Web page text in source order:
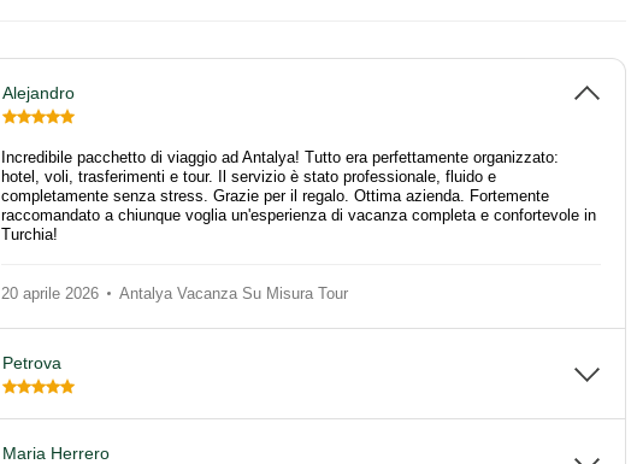
Alejandro
Incredibile pacchetto di viaggio ad Antalya! Tutto era perfettamente organizzato:
hotel, voli, trasferimenti e tour. Il servizio è stato professionale, fluido e
completamente senza stress. Grazie per il regalo. Ottima azienda. Fortemente
raccomandato a chiunque voglia un'esperienza di vacanza completa e confortevole in
Turchia!
20 aprile 2026 Antalya Vacanza Su Misura Tour
Petrova
Maria Herrero